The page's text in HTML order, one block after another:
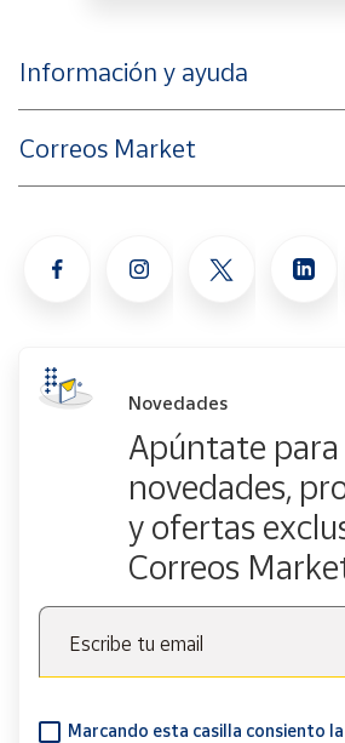
Información y ayuda
Correos Market
Novedades
Apúntate
novedades,
y ofertas
Correos
Escribe tu email
Marcando esta casilla consiento